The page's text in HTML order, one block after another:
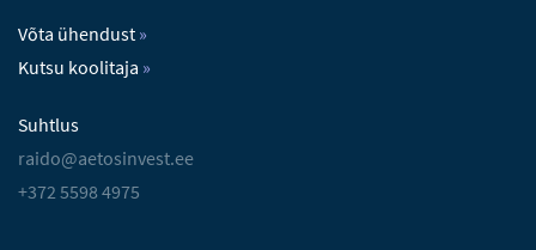
Võta ühendust »
Kutsu koolitaja »
Suhtlus
raido@aetosinvest.ee
+372 5598 4975